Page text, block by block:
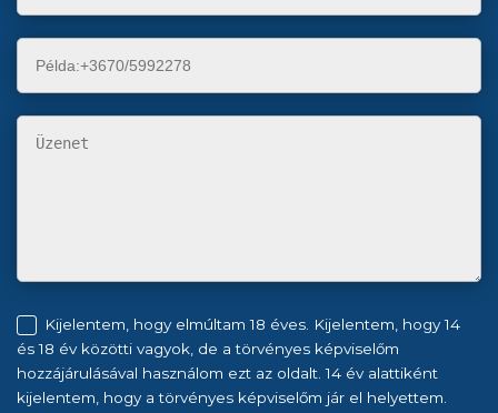
Kijelentem, hogy elmúltam 18 éves. Kijelentem, hogy 14
és 18 év közötti vagyok, de a törvényes képviselőm
hozzájárulásával használom ezt az oldalt. 14 év alattiként
kijelentem, hogy a törvényes képviselőm jár el helyettem.